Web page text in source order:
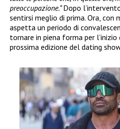
preoccupazione.”Dopo
sentirsi meglio di prima. Ora,
aspetta un periodo di
tornare in piena forma per
prossima edizione del dating